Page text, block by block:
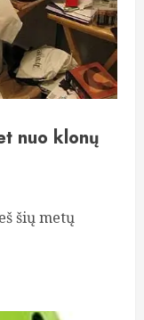
nuo klonų
šių metų